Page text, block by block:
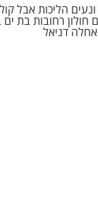
חכם בטירוף ונעים הליכות אבל
רחובות בת
דניאל